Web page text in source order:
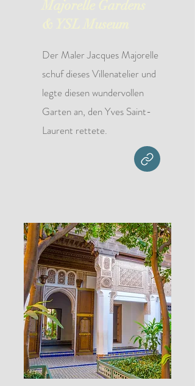
Der Maler Jacques Majorelle
schuf dieses Villenatelier und
legte diesen wundervollen
Garten an, den Yves Saint-
Laurent rettete.